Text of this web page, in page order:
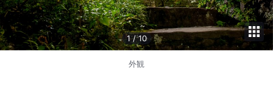
1 /10
外観